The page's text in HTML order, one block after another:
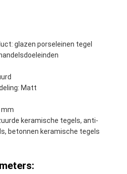
glazen porseleinen tegel
Matt
mm
keramische tegels, anti-
betonnen keramische tegels